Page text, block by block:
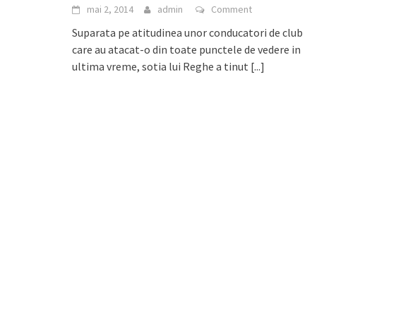
mai 2, 2014 admin Comment
Suparata pe atitudinea unor conducatori de club
care au atacat-o din toate punctele de vedere in
ultima vreme, sotia lui Reghe a tinut [...]